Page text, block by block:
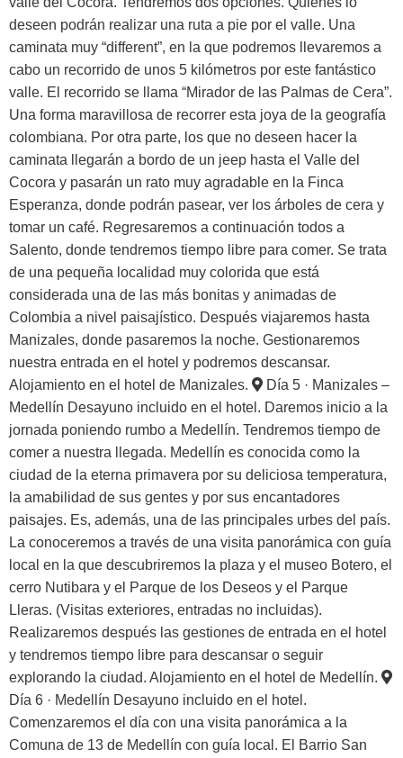
deseen podrán realizar una ruta a pie por el valle. Una
caminata muy “different”, en la que podremos llevaremos a
cabo un recorrido de unos 5 kilómetros por este fantástico
valle. El recorrido se llama “Mirador de las Palmas de Cera”.
Una forma maravillosa de recorrer esta joya de la geografía
colombiana. Por otra parte, los que no deseen hacer la
caminata llegarán a bordo de un jeep hasta el Valle del
Cocora y pasarán un rato muy agradable en la Finca
Esperanza, donde podrán pasear, ver los árboles de cera y
tomar un café. Regresaremos a continuación todos a
Salento, donde tendremos tiempo libre para comer. Se trata
de una pequeña localidad muy colorida que está
considerada una de las más bonitas y animadas de
Colombia a nivel paisajístico. Después viajaremos hasta
Manizales, donde pasaremos la noche. Gestionaremos
nuestra entrada en el hotel y podremos descansar.
Alojamiento en el hotel de Manizales.
Día 5 · Manizales –
Medellín Desayuno incluido en el hotel. Daremos inicio a la
jornada poniendo rumbo a Medellín. Tendremos tiempo de
comer a nuestra llegada. Medellín es conocida como la
ciudad de la eterna primavera por su deliciosa temperatura,
la amabilidad de sus gentes y por sus encantadores
paisajes. Es, además, una de las principales urbes del país.
La conoceremos a través de una visita panorámica con guía
local en la que descubriremos la plaza y el museo Botero, el
cerro Nutibara y el Parque de los Deseos y el Parque
Lleras. (Visitas exteriores, entradas no incluidas).
Realizaremos después las gestiones de entrada en el hotel
y tendremos tiempo libre para descansar o seguir
explorando la ciudad. Alojamiento en el hotel de Medellín.
Día 6 · Medellín Desayuno incluido en el hotel.
Comenzaremos el día con una visita panorámica a la
Comuna de 13 de Medellín con guía local. El Barrio San